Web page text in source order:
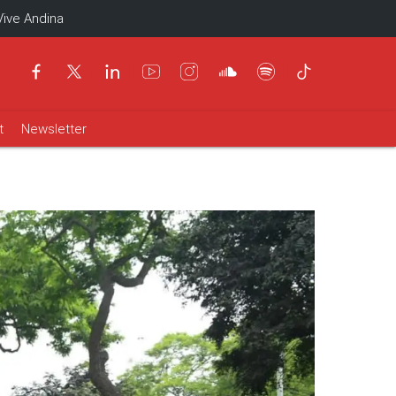
Andina
Newsletter